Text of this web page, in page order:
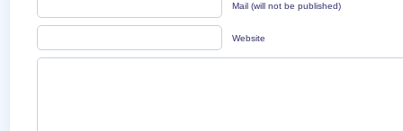
Mail (will not be published)
Website